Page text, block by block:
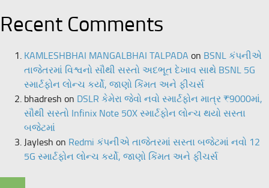
Recent Comments
KAMLESHBHAI MANGALBHAI TALPADA on BSNL કંપનીએ
તાજેતરમાં વિશ્વનો સૌથી સસ્તો અદભૂત દેખાવ સાથે BSNL 5G
સ્માર્ટફોન લોન્ચ કર્યો, જાણો કિંમત અને ફીચર્સ
bhadresh on DSLR કેમેરા જેવો નવો સ્માર્ટફોન માત્ર ₹9000માં,
સૌથી સસ્તો Infinix Note 50X સ્માર્ટફોન લોન્ચ થયો સસ્તા
બજેટમાં
Jaylesh on Redmi કંપનીએ તાજેતરમાં સસ્તા બજેટમાં નવો 12
5G સ્માર્ટફોન લોન્ચ કર્યો, જાણો કિંમત અને ફીચર્સ